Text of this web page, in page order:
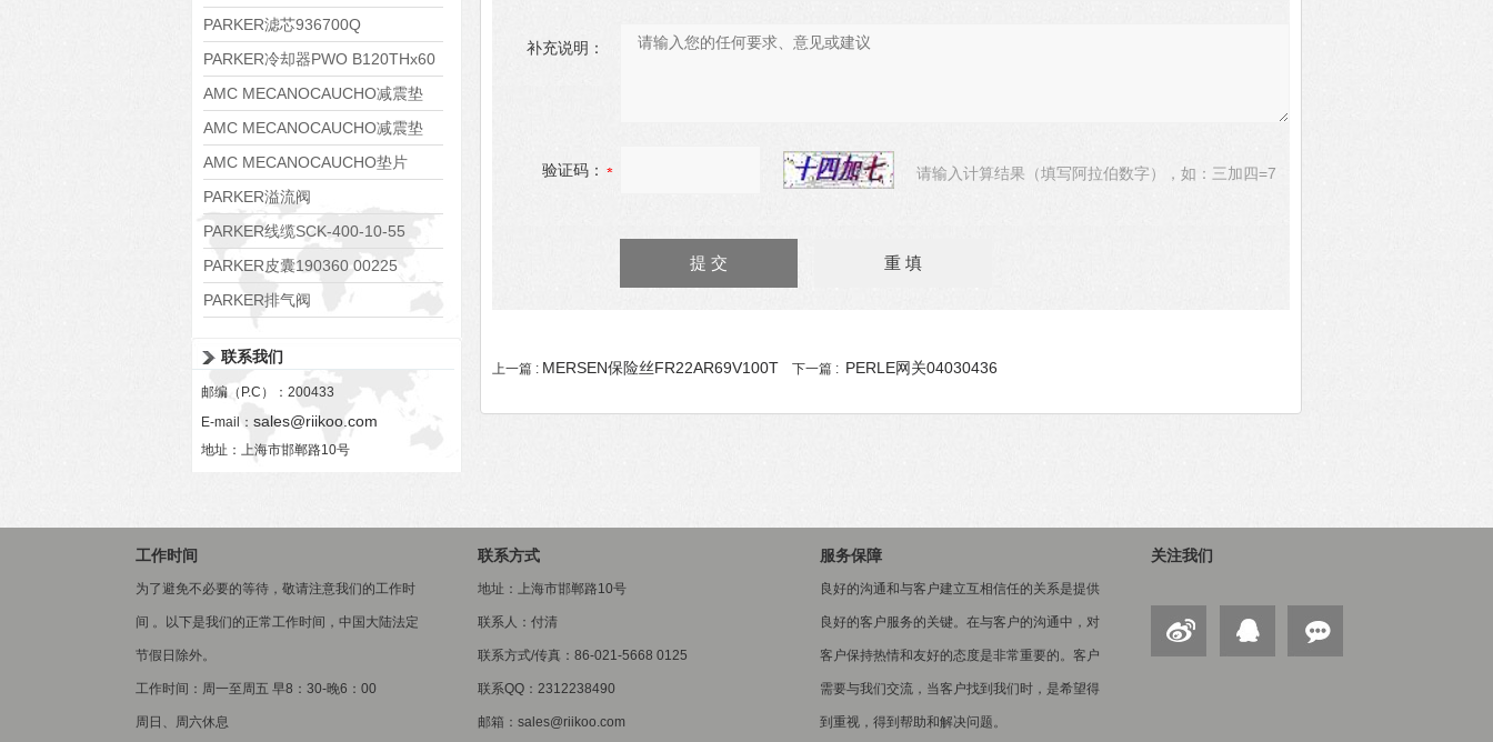
PARKER滤芯936700Q
PARKER冷却器PWO B120THx60
AMC MECANOCAUCHO减震垫
138552
AMC MECANOCAUCHO减震垫
138551
AMC MECANOCAUCHO垫片
608074
PARKER溢流阀
RE06M35W2N1KWXG087
PARKER线缆SCK-400-10-55
PARKER皮囊190360 00225
PARKER排气阀
联系我们
邮编（P.C）：200433
E-mail： sales@riikoo.com
地址：上海市邯郸路10号
补充说明：
验证码： 请输入计算结果（填写阿拉伯数字），如：三加四=7
上一篇 : MERSEN保险丝FR22AR69V100T 下一篇 : PERLE网关04030436
工作时间
为了避免不必要的等待，敬请注意我们的工作时
间 。以下是我们的正常工作时间，中国大陆法定
节假日除外。
工作时间：周一至周五 早8：30-晚6：00
周日、周六休息
联系方式
地址：上海市邯郸路10号
联系人：付清
联系方式/传真：86-021-5668 0125
联系QQ：2312238490
邮箱：sales@riikoo.com
服务保障
良好的沟通和与客户建立互相信任的关系是提供
良好的客户服务的关键。在与客户的沟通中，对
客户保持热情和友好的态度是非常重要的。客户
需要与我们交流，当客户找到我们时，是希望得
到重视，得到帮助和解决问题。
关注我们